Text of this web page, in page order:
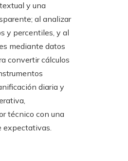
y una
al analizar
y percentiles, y al
mediante datos
convertir cálculos
diaria y
técnico con una
expectativas.